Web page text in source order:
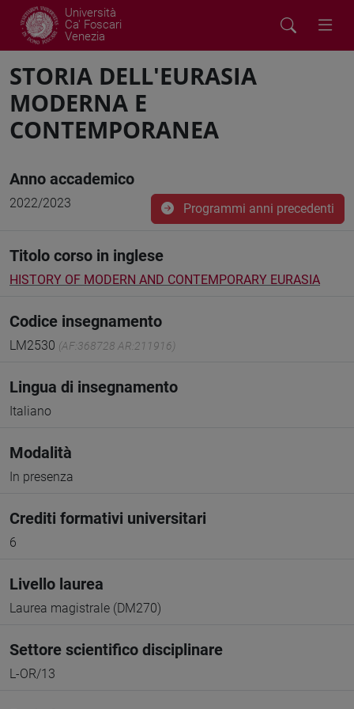
Università
Ca' Foscari
Venezia
STORIA DELL'EURASIA
MODERNA E
CONTEMPORANEA
Anno accademico
2022/2023 Programmi anni precedenti
Titolo corso in inglese
HISTORY OF MODERN AND CONTEMPORARY EURASIA
Codice insegnamento
LM2530 (AF:368728 AR:211916)
Lingua di insegnamento
Italiano
Modalità
In presenza
Crediti formativi universitari
6
Livello laurea
Laurea magistrale (DM270)
Settore scientifico disciplinare
L-OR/13